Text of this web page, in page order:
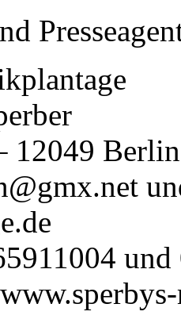
12049 Berlin